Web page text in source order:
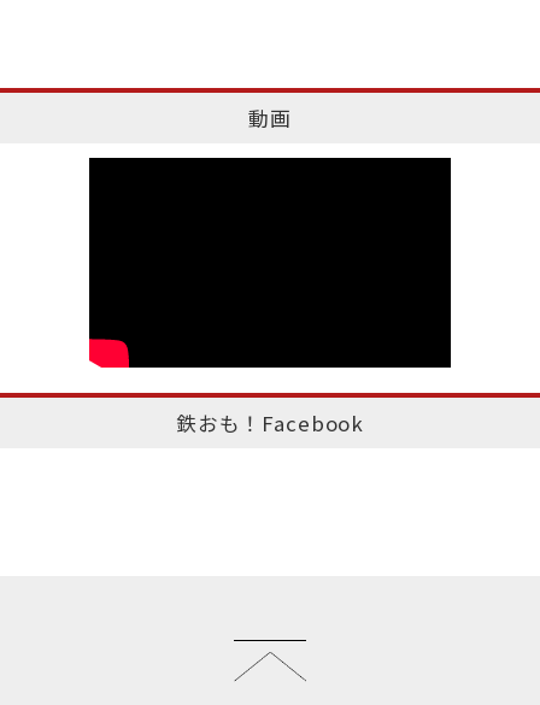
動画
鉄おも！Facebook